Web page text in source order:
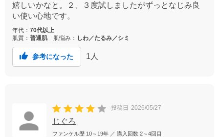
嬉しいかなと。２、３度試しましたがずっとなじみ良
い使い心地です。
年代： 70代以上
肌質： 普通肌 肌悩み： しわ／たるみ／シミ
参考になった 1 人
投稿日 2026/05/27
じぐろ
ファンケル歴 10～19年 ／ 購入回数 2～4回目